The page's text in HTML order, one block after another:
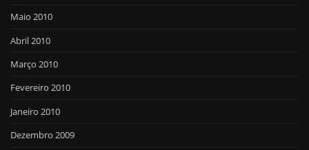
Maio 2010
Abril 2010
Março 2010
Fevereiro 2010
Janeiro 2010
Dezembro 2009